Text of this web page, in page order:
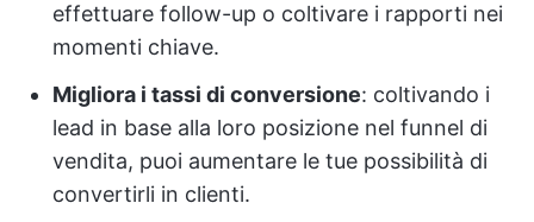
effettuare follow-up o coltivare i rapporti nei
momenti chiave.
Migliora i tassi di conversione: coltivando i
lead in base alla loro posizione nel funnel di
vendita, puoi aumentare le tue possibilità di
convertirli in clienti.